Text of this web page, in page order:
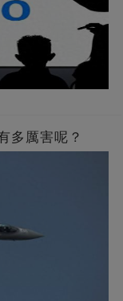
多厲害呢？